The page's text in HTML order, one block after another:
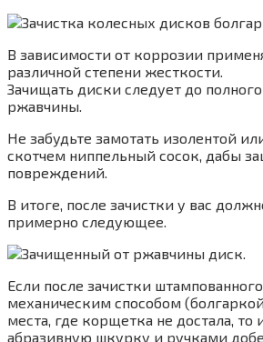
В зависимости от коррозии
различной степени жесткости.
Зачищать диски следует до
ржавчины.
Не забудьте замотать изолентой
скотчем ниппельный сосок, дабы
повреждений.
В итоге, после зачистки у вас
примерно следующее.
Если после зачистки
механическим способом
места, где корщетка не достала, то
абразивную шкурку и ручками